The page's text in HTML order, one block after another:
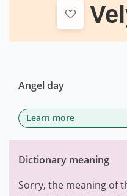
Angel day
Learn more
Dictionary meaning
Sorry, the meaning of